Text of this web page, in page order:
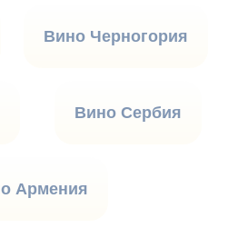
Вино Черногория
Вино Сербия
Армения